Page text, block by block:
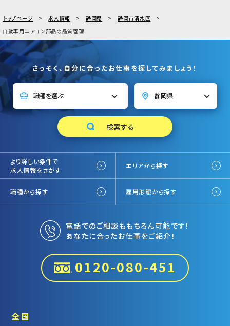
トップページ 求人情報 静岡県
静岡市清水区
自動車用エアコン部品の品質管理
さっそく、自分に合ったお仕事を探してみましょう！
より詳しい条件で
求人情報をさがす
エリアから探す
職種から探す 雇用形態から探す
電話でのご相談ももちろん可能です！
あなたに合ったお仕事をご紹介！
0120-080-451
全国